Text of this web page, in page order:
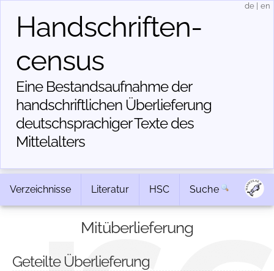
Handschriften­
census
Eine Bestandsaufnahme der
handschriftlichen Über­lieferung
deutschsprachiger Texte des
Mittelalters
de en
Verzeichnisse Literatur HSC Suche
Mitüberlieferung
Geteilte Überlieferung